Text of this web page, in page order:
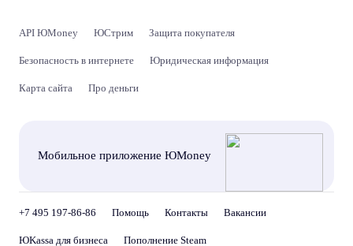
API ЮMoney ЮСтрим Защита покупателя
Безопасность в интернете Юридическая информация
Карта сайта Про деньги
Мобильное приложение ЮMoney
+7 495 197-86-86 Помощь Контакты Вакансии
ЮKassa для бизнеса Пополнение Steam